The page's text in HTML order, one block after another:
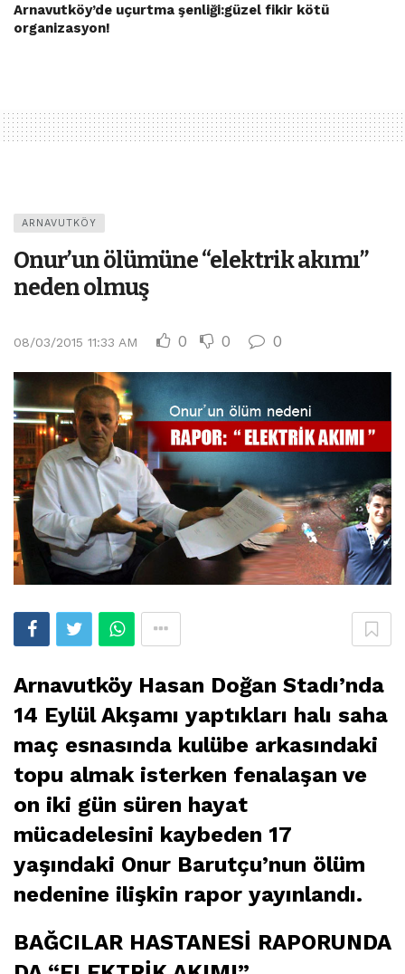
Arnavutköy’de uçurtma şenliği:güzel fikir kötü
organizasyon!
ARNAVUTKÖY
Onur’un ölümüne “elektrik akımı”
neden olmuş
08/03/2015 11:33 AM 0 0 0
Arnavutköy Hasan Doğan Stadı’nda
14 Eylül Akşamı yaptıkları halı saha
maç esnasında kulübe arkasındaki
topu almak isterken fenalaşan ve
on iki gün süren hayat
mücadelesini kaybeden 17
yaşındaki Onur Barutçu’nun ölüm
nedenine ilişkin rapor yayınlandı.
BAĞCILAR HASTANESİ RAPORUNDA